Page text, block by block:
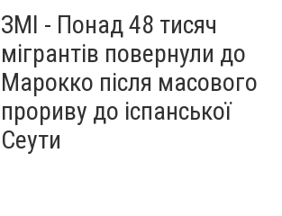
ЗМІ - Понад 48 тисяч
мігрантів повернули до
Марокко після масового
прориву до іспанської
Сеути